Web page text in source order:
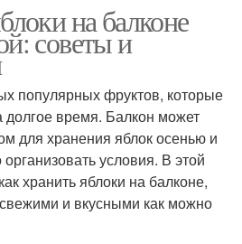
на балконе
советы и
популярных фруктов, которые
долгое время. Балкон может
для хранения яблок осенью и
условия. В этой
хранить яблоки на балконе,
и вкусными как можно